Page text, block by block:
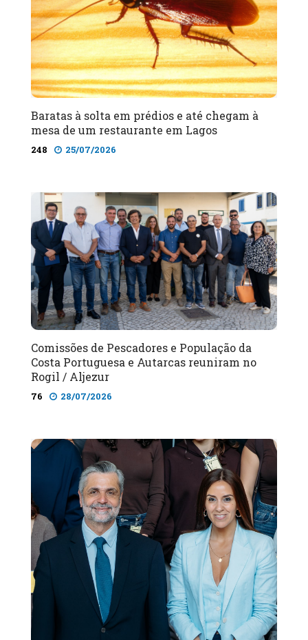
Baratas à solta em prédios e até chegam à
mesa de um restaurante em Lagos
248 25/07/2026
Comissões de Pescadores e População da
Costa Portuguesa e Autarcas reuniram no
Rogil / Aljezur
76 28/07/2026